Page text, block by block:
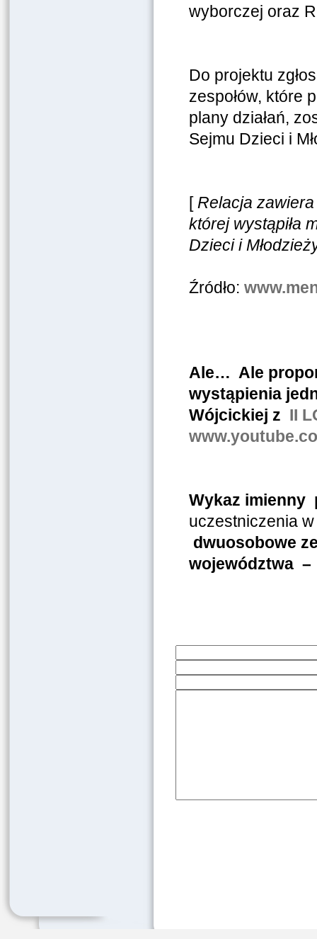
wyborczej oraz
Do projektu
zespołów, które
plany działań,
Sejmu Dzieci i
[ Relacja
której wystąpiła
Dzieci i
Źródło:
Ale… Ale
wystąpienia
Wójcickiej z II
Wykaz imienny
uczestniczenia
dwuosobowe
województwa